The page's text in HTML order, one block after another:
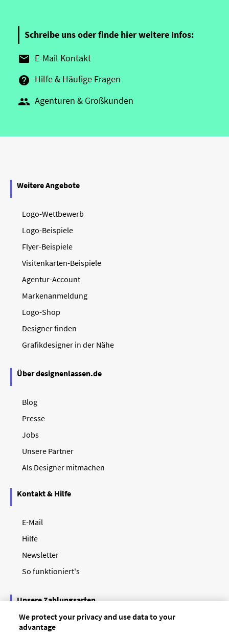
Schreibe uns oder finde hier weitere Infos:
 E-Mail Kontakt
 Hilfe & Häufige Fragen
 Agenturen & Großkunden
Weitere Angebote
Logo-Wettbewerb
Logo-Beispiele
Flyer-Beispiele
Visitenkarten-Beispiele
Agentur-Account
Markenanmeldung
Logo-Shop
Designer finden
Grafikdesigner in der Nähe
Über designenlassen.de
Blog
Presse
Jobs
Unsere Partner
Als Designer mitmachen
Kontakt & Hilfe
E-Mail
Hilfe
Newsletter
So funktioniert's
Unsere Zahlungsarten
We protect your privacy and use data to your
advantage